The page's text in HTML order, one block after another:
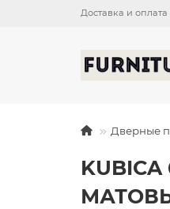
Доставка и оплата
Дверные